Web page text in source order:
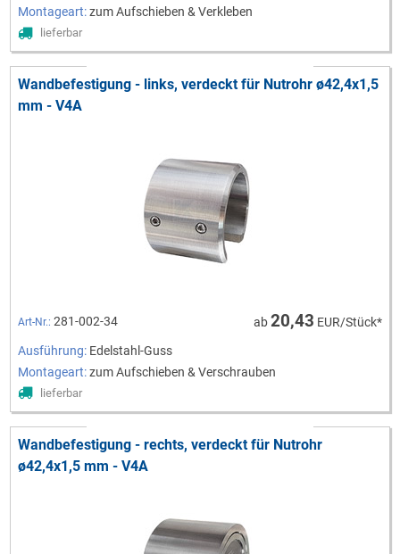
Montageart:zum Aufschieben & Verkleben
lieferbar
Wandbefestigung - links, verdeckt für Nutrohr ø42,4x1,5
mm - V4A
Art-Nr.: 281-002-34 ab20,43 EUR/Stück*
Ausführung: Edelstahl-Guss
Montageart:zum Aufschieben & Verschrauben
lieferbar
Wandbefestigung - rechts, verdeckt für Nutrohr
ø42,4x1,5 mm - V4A